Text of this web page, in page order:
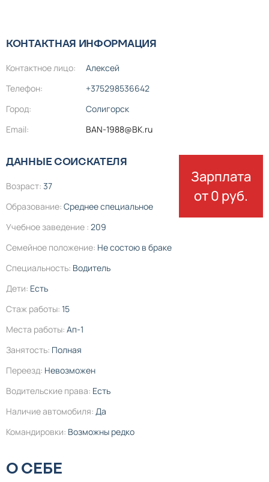
КОНТАКТНАЯ ИНФОРМАЦИЯ
Контактное лицо:
Алексей
Телефон:
+375298536642
Город:
Солигорск
Email:
BAN-1988@BK.ru
ДАННЫЕ СОИСКАТЕЛЯ
Возраст: 37
Образование: Среднее специальное
Учебное заведение : 209
Семейное положение: Не состою в браке
Специальность: Водитель
Дети: Есть
Стаж работы: 15
Места работы: Ап-1
Занятость: Полная
Переезд: Невозможен
Водительские права: Есть
Наличие автомобиля: Да
Командировки: Возможны редко
Зарплата
от 0 руб.
О СЕБЕ